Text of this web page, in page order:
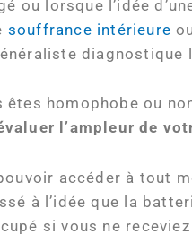
ou lorsque l’idée
souffrance intérieure
homophobe ou
l’ampleur de
accéder à tout
à l’idée que la
si vous ne